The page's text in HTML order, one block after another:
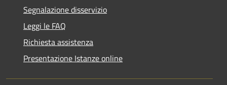
Segnalazione disservizio
Leggi le FAQ
Richiesta assistenza
Presentazione Istanze online